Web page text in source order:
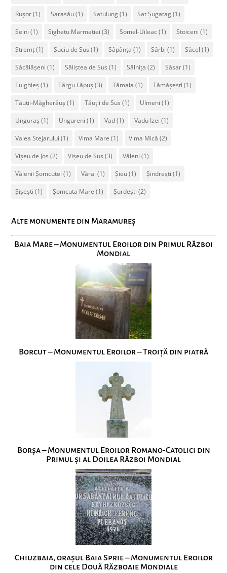
Rușor(1) Sarasău(1) Satulung(1) Sat Șugatag(1)
Seini (1) Sighetu Marmației (3) Somel-Uileac(1) Stoiceni (1)
Stremț(1) Suciu de Sus (1) Sâpânța (1) Sârbi (1) Săcel (1)
Săcălășeni (1) Săliștea de Sus (1) Sălnița (2) Săsar(1)
Tulghieș (1) Târgu Lăpuș (3) Tămaia (1) Tămășești (1)
Tăuții-Măgherăuș (1) Tăuții de Sus (1) Ulmeni (1)
Unguraș (1) Ungureni (1) Vad(1) Vadu Izei (1)
Valea Stejarului (1) Vima Mare (1) Vima Mică (2)
Vișeu de Jos (2) Vișeu de Sus (3) Văleni (1)
Vălenii Șomcutei (1) Vărai (1) Șieu(1) Șindrești (1)
Șișești (1) Șomcuta Mare (1) Șurdești (2)
Alte monumente din Maramureș
Baia Mare – Monumentul Eroilor din Primul Război
Mondial
Borcut – Monumentul Eroilor – Troiță din piatră
Borșa – Monumentul Eroilor Romano-Catolici din
Primul și al Doilea Război Mondial
Chiuzbaia, orașul Baia Sprie – Monumentul Eroilor
din cele Două Războaie Mondiale